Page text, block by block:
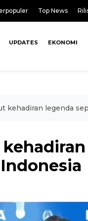
Top News
UPDATES EKONOMI
kehadiran legenda